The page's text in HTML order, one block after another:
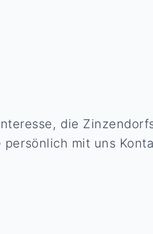
die
mit uns